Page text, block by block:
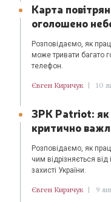
Карта
оголошено
Розповідаємо, як
може тривати багато
телефон.
Євген Киричук | 10
ЗРК Patriot: як
критично
Розповідаємо, як
чим відрізняється
захисті України.
Євген Киричук | 9